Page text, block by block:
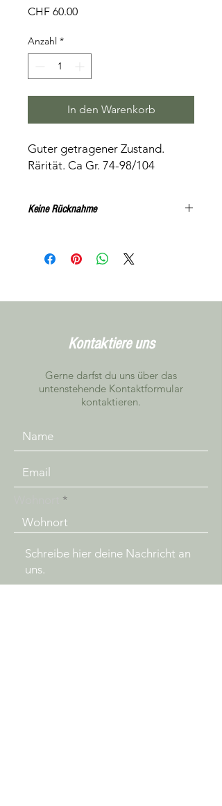
CHF 60.00Preis
Anzahl *
In den Warenkorb
Guter getragener Zustand.
Rärität. Ca Gr. 74-98/104
Keine Rücknahme
Vereinbarung, unverbindlich in
Niederbipp getestet werden
Kontaktiere uns
Gerne darfst du uns über das
untenstehende Kontaktformular
kontaktieren.